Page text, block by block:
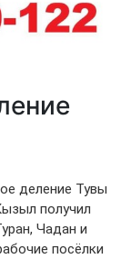
деление Тувы
получил
Чадан и
посёлки